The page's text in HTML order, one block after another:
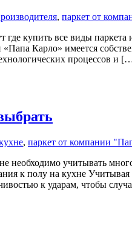
, паркет от
купить все виды
Карло» имеется
процессов и
, паркет от компании
учитывать
к полу на кухне
к ударам, чтобы